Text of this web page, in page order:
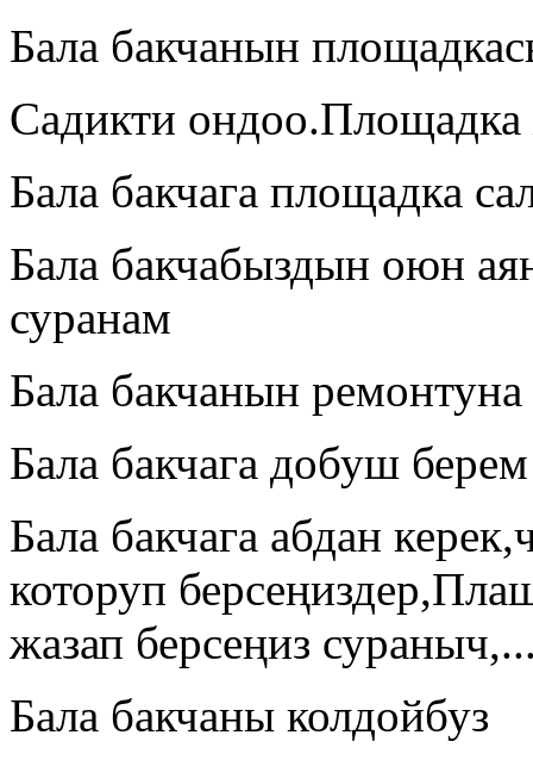
Бала бакчанын
Садикти ондоо.Площадка
Бала бакчага площадка
Бала бакчабыздын оюн
суранам
Бала бакчанын ремонтуна
Бала бакчага добуш берем
Бала бакчага абдан
которуп
жазап берсеңиз
Бала бакчаны колдойбуз